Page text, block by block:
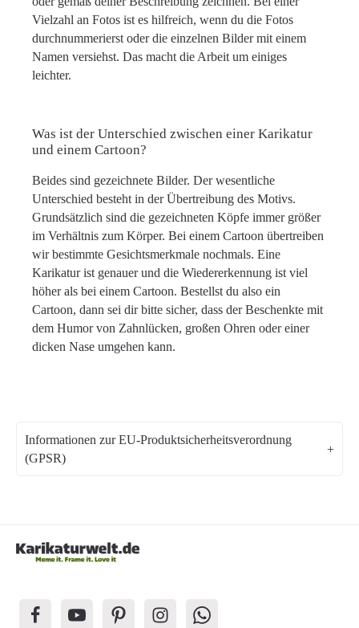
Vielzahl an Fotos ist es hilfreich, wenn du die Fotos
durchnummerierst oder die einzelnen Bilder mit einem
Namen versiehst. Das macht die Arbeit um einiges
leichter.
Was ist der Unterschied zwischen einer Karikatur
und einem Cartoon?
Beides sind gezeichnete Bilder. Der wesentliche
Unterschied besteht in der Übertreibung des Motivs.
Grundsätzlich sind die gezeichneten Köpfe immer größer
im Verhältnis zum Körper. Bei einem Cartoon übertreiben
wir bestimmte Gesichtsmerkmale nochmals. Eine
Karikatur ist genauer und die Wiedererkennung ist viel
höher als bei einem Cartoon. Bestellst du also ein
Cartoon, dann sei dir bitte sicher, dass der Beschenkte mit
dem Humor von Zahnlücken, großen Ohren oder einer
dicken Nase umgehen kann.
Informationen zur EU-Produktsicherheitsverordnung
(GPSR)